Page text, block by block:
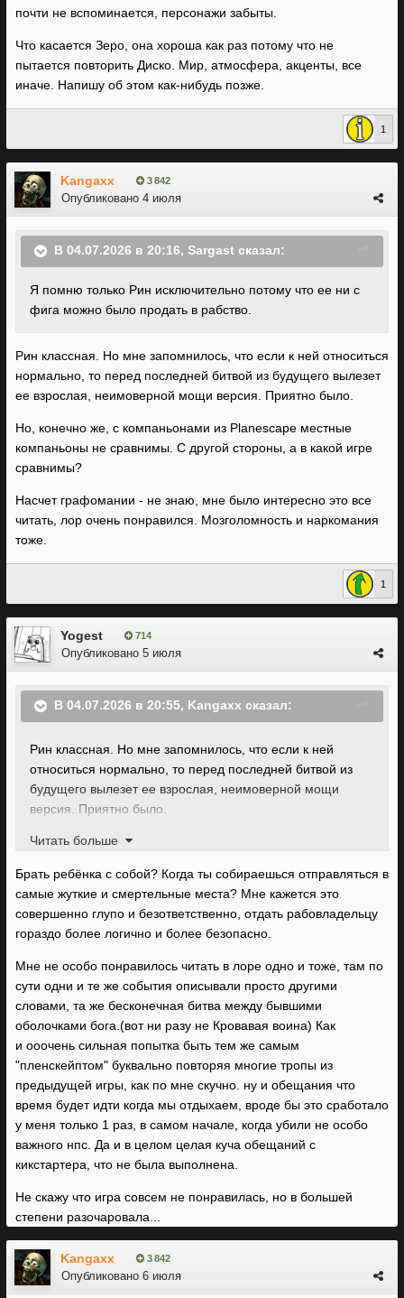
почти не вспоминается, персонажи забыты.
Что касается Зеро, она хороша как раз потому что не
пытается повторить Диско. Мир, атмосфера, акценты, все
иначе. Напишу об этом как-нибудь позже.
1
Kangaxx 3 842
Опубликовано 4 июля
В 04.07.2026 в 20:16, Sargast сказал:
Я помню только Рин исключительно потому что ее ни с
фига можно было продать в рабство.
Рин классная. Но мне запомнилось, что если к ней относиться
нормально, то перед последней битвой из будущего вылезет
ее взрослая, неимоверной мощи версия. Приятно было.
Но, конечно же, с компаньонами из Planescape местные
компаньоны не сравнимы. С другой стороны, а в какой игре
сравнимы?
Насчет графомании - не знаю, мне было интересно это все
читать, лор очень понравился. Мозголомность и наркомания
тоже.
1
Yogest 714
Опубликовано 5 июля
В 04.07.2026 в 20:55, Kangaxx сказал:
Рин классная. Но мне запомнилось, что если к ней
относиться нормально, то перед последней битвой из
будущего вылезет ее взрослая, неимоверной мощи
версия. Приятно было.
Но, конечно же, с компаньонами из Planescape местные
игре сравнимы?
Насчет графомании - не знаю, мне было интересно это
все читать, лор очень понравился. Мозголомность и
Читать больше
Брать ребёнка с собой? Когда ты собираешься отправляться в
самые жуткие и смертельные места? Мне кажется это
совершенно глупо и безответственно, отдать рабовладельцу
гораздо более логично и более безопасно.
Мне не особо понравилось читать в лоре одно и тоже, там по
сути одни и те же события описывали просто другими
словами, та же бесконечная битва между бывшими
оболочками бога.(вот ни разу не Кровавая воина) Как
и ооочень сильная попытка быть тем же самым
"пленскейптом" буквально повторяя многие тропы из
предыдущей игры, как по мне скучно. ну и обещания что
время будет идти когда мы отдыхаем, вроде бы это сработало
у меня только 1 раз, в самом начале, когда убили не особо
важного нпс. Да и в целом целая куча обещаний с
кикстартера, что не была выполнена.
Не скажу что игра совсем не понравилась, но в большей
степени разочаровала...
Kangaxx 3 842
Опубликовано 6 июля